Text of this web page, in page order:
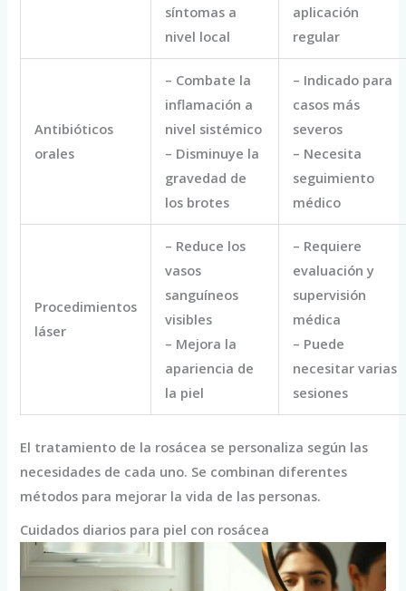
síntomas a
nivel local
aplicación
regular
Antibióticos
orales
– Combate la
inflamación a
nivel sistémico
– Disminuye la
gravedad de
los brotes
– Indicado para
casos más
severos
– Necesita
seguimiento
médico
Procedimientos
láser
– Reduce los
vasos
sanguíneos
visibles
– Mejora la
apariencia de
la piel
– Requiere
evaluación y
supervisión
médica
– Puede
necesitar varias
sesiones
El tratamiento de la rosácea se personaliza según las
necesidades de cada uno. Se combinan diferentes
métodos para mejorar la vida de las personas.
Cuidados diarios para piel con rosácea